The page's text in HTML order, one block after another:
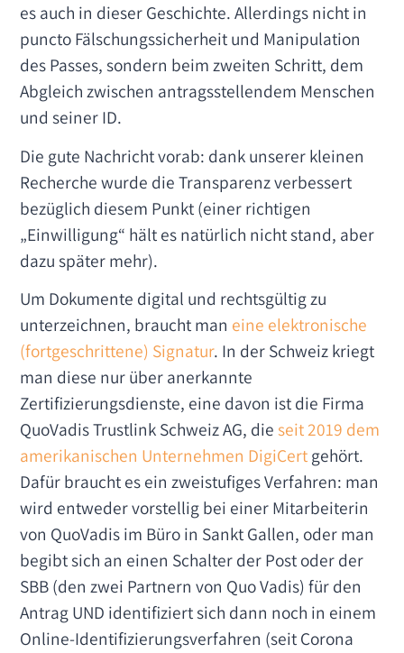
es auch in dieser Geschichte. Allerdings nicht in
puncto Fälschungssicherheit und Manipulation
des Passes, sondern beim zweiten Schritt, dem
Abgleich zwischen antragsstellendem Menschen
und seiner ID.
Die gute Nachricht vorab: dank unserer kleinen
Recherche wurde die Transparenz verbessert
bezüglich diesem Punkt (einer richtigen
„Einwilligung“ hält es natürlich nicht stand, aber
dazu später mehr).
Um Dokumente digital und rechtsgültig zu
unterzeichnen, braucht man eine elektronische
(fortgeschrittene) Signatur. In der Schweiz kriegt
man diese nur über anerkannte
Zertifizierungsdienste, eine davon ist die Firma
QuoVadis Trustlink Schweiz AG, dieseit 2019 dem
amerikanischen Unternehmen DigiCertgehört.
Dafür braucht es ein zweistufiges Verfahren: man
wird entweder vorstellig bei einer Mitarbeiterin
von QuoVadis im Büro in Sankt Gallen, oder man
begibt sich an einen Schalter der Post oder der
SBB (den zwei Partnern von Quo Vadis) für den
Antrag UND identifiziert sich dann noch in einem
Online-Identifizierungsverfahren (seit Corona